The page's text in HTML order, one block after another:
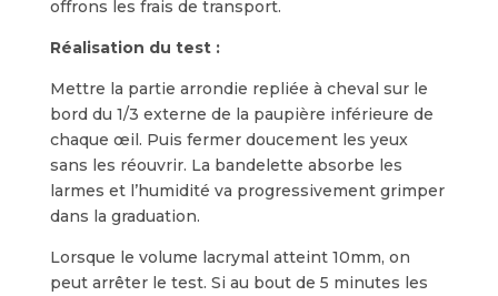
offrons les frais de transport.
Réalisation du test :
Mettre la partie arrondie repliée à cheval sur le
bord du 1/3 externe de la paupière inférieure de
chaque œil. Puis fermer doucement les yeux
sans les réouvrir. La bandelette absorbe les
larmes et l’humidité va progressivement grimper
dans la graduation.
Lorsque le volume lacrymal atteint 10mm, on
peut arrêter le test. Si au bout de 5 minutes les